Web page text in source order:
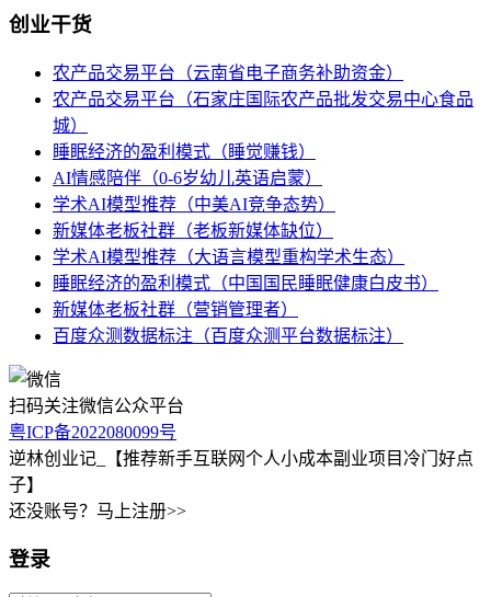
创业干货
农产品交易平台（云南省电子商务补助资金）
农产品交易平台（石家庄国际农产品批发交易中心食品
城）
睡眠经济的盈利模式（睡觉赚钱）
AI情感陪伴（0-6岁幼儿英语启蒙）
学术AI模型推荐（中美AI竞争态势）
新媒体老板社群（老板新媒体缺位）
学术AI模型推荐（大语言模型重构学术生态）
睡眠经济的盈利模式（中国国民睡眠健康白皮书）
新媒体老板社群（营销管理者）
百度众测数据标注（百度众测平台数据标注）
扫码关注微信公众平台
粤ICP备2022080099号
逆林创业记_【推荐新手互联网个人小成本副业项目冷门好点
子】
还没账号？马上注册>>
登录